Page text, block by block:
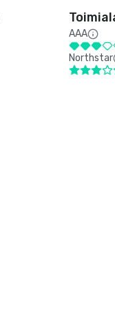
AAA
Northstar